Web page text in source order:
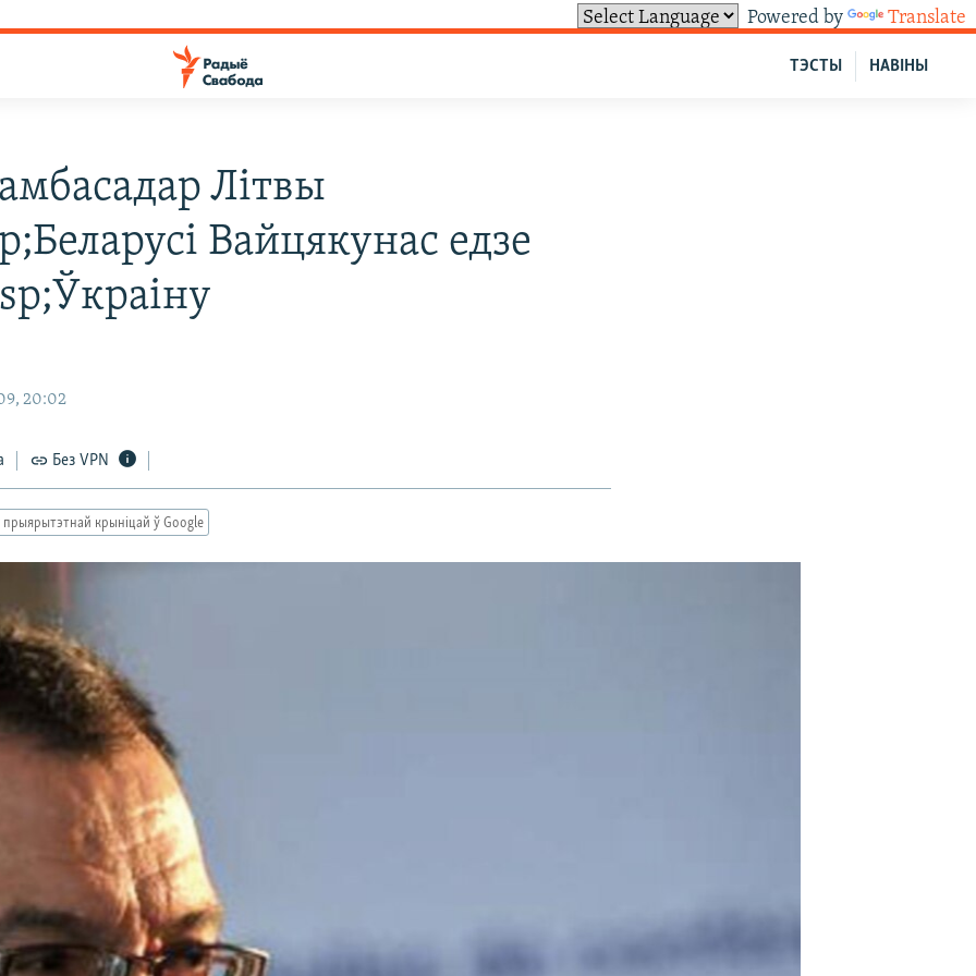
Powered by Translate
НАВІНЫ
ТЭСТЫ
Літвы
Вайцякунас едзе
20:02
Без VPN
прыярытэтнай крыніцай ў Google